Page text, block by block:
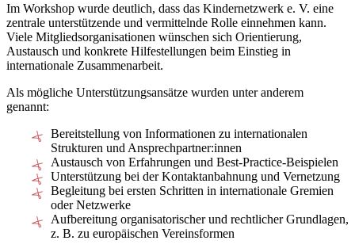
Im Workshop wurde deutlich, dass das Kindernetzwerk e. V. eine
zentrale unterstützende und vermittelnde Rolle einnehmen kann.
Viele Mitgliedsorganisationen wünschen sich Orientierung,
Austausch und konkrete Hilfestellungen beim Einstieg in
internationale Zusammenarbeit.
Als mögliche Unterstützungsansätze wurden unter anderem
genannt:
Bereitstellung von Informationen zu internationalen
Strukturen und Ansprechpartner:innen
Austausch von Erfahrungen und Best-Practice-Beispielen
Unterstützung bei der Kontaktanbahnung und Vernetzung
Begleitung bei ersten Schritten in internationale Gremien
oder Netzwerke
Aufbereitung organisatorischer und rechtlicher Grundlagen,
z. B. zu europäischen Vereinsformen